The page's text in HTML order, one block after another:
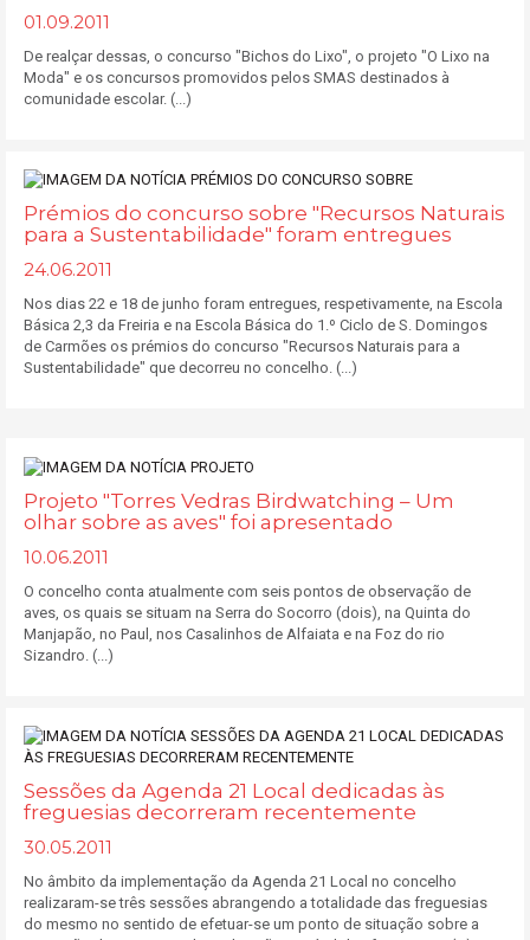
01.09.2011
De realçar dessas, o concurso "Bichos do Lixo", o projeto "O Lixo na
Moda" e os concursos promovidos pelos SMAS destinados à
comunidade escolar. (...)
Prémios do concurso sobre "Recursos Naturais
para a Sustentabilidade" foram entregues
24.06.2011
Nos dias 22 e 18 de junho foram entregues, respetivamente, na Escola
Básica 2,3 da Freiria e na Escola Básica do 1.º Ciclo de S. Domingos
de Carmões os prémios do concurso "Recursos Naturais para a
Sustentabilidade" que decorreu no concelho. (...)
Projeto "Torres Vedras Birdwatching – Um
olhar sobre as aves" foi apresentado
10.06.2011
O concelho conta atualmente com seis pontos de observação de
aves, os quais se situam na Serra do Socorro (dois), na Quinta do
Manjapão, no Paul, nos Casalinhos de Alfaiata e na Foz do rio
Sizandro. (...)
Sessões da Agenda 21 Local dedicadas às
freguesias decorreram recentemente
30.05.2011
No âmbito da implementação da Agenda 21 Local no concelho
realizaram-se três sessões abrangendo a totalidade das freguesias
do mesmo no sentido de efetuar-se um ponto de situação sobre a